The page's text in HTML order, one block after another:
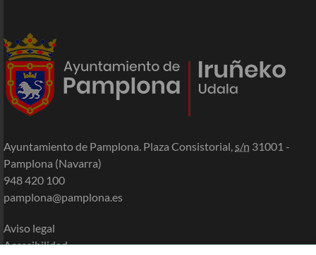
Ayuntamiento de Pamplona. Plaza Consistorial, s/n 31001 -
Pamplona (Navarra)
948 420 100
pamplona@pamplona.es
Aviso legal
Accesibilidad